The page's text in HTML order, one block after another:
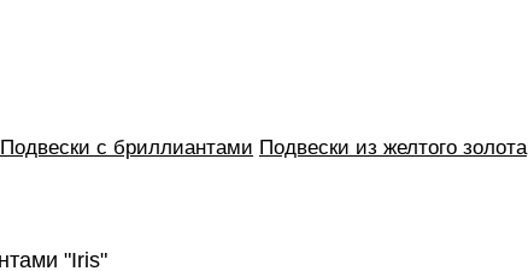
Подвески с бриллиантами Подвески из желтого золота